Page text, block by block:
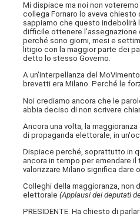
Mi dispiace ma noi non
collega Fornaro lo aveva chiesto
sappiamo che questo
difficile ottenere l'assegnazione
perché sono giorni, mesi e
litigio con la maggior parte dei
detto lo stesso Governo.
A un'interpellanza del
brevetti era Milano. Perché le
Noi crediamo ancora che le
abbia deciso di non scrivere
Ancora una volta, la
di propaganda elettorale, in
Dispiace perché, soprattutto in
ancora in tempo per emendare
valorizzare Milano significa
Colleghi della maggioranza, non
elettorale(Applausi dei deputati
PRESIDENTE. Ha chiesto di